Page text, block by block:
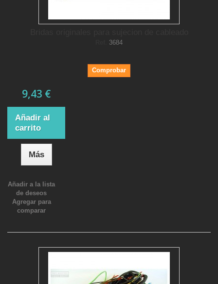
3684
Comprobar
9,43 €
Añadir al
carrito
Más
Añadir a la lista
de deseos
Agregar para
comparar